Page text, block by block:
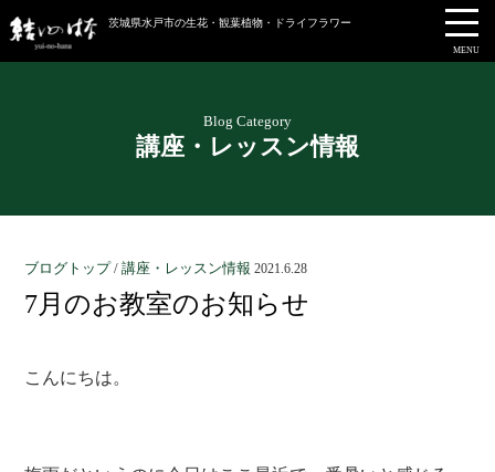
茨城県水戸市の生花・観葉植物・ドライフラワー
MENU
Blog Category
講座・レッスン情報
ブログトップ /講座・レッスン情報 2021.6.28
7月のお教室のお知らせ
こんにちは。